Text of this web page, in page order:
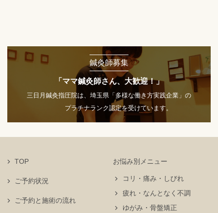
鍼灸師募集
「ママ鍼灸師さん、大歓迎！」
三日月鍼灸指圧院は、埼玉県「多様な働き方実践企業」の
プラチナランク認定を受けています。
TOP
ご予約状況
お悩み別メニュー
コリ・痛み・しびれ
疲れ・なんとなく不調
ゆがみ・骨盤矯正
ご予約と施術の流れ